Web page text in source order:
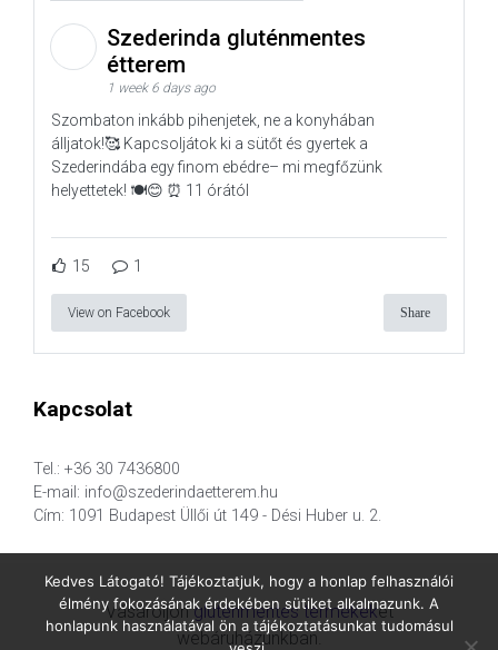
Szederinda gluténmentes
étterem
1 week 6 days ago
Szombaton inkább pihenjetek, ne a konyhában
álljatok!🥰 Kapcsoljátok ki a sütőt és gyertek a
Szederindába egy finom ebédre– mi megfőzünk
helyettetek! 🍽️😊 ⏰ 11 órától
15 1
View on Facebook Share
Kapcsolat
Tel.: +36 30 7436800
E-mail: info@szederindaetterem.hu
Cím: 1091 Budapest Üllői út 149 - Dési Huber u. 2.
Vásároljongluténmentes termékeket
webáruházunkban.
Kedves Látogató! Tájékoztatjuk, hogy a honlap felhasználói
élmény fokozásának érdekében sütiket alkalmazunk. A
honlapunk használatával ön a tájékoztatásunkat tudomásul